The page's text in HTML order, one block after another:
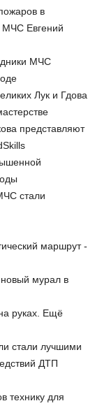
в
МЧС Евгений
МЧС
Лук и Гдова
представляют
стали
маршрут -
мурал в
руках. Ещё
стали лучшими
ДТП
технику для